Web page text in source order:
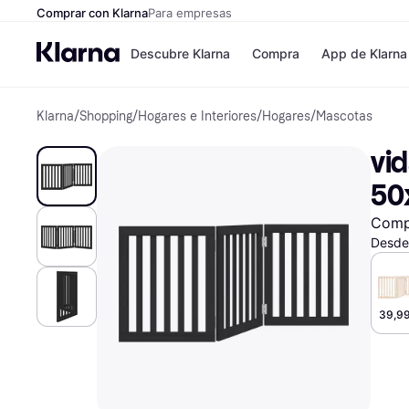
Comprar con KlarnaPara empresas
Descubre Klarna
Formas de pago
Paga ahora
Paga en 3 plazos
Paga en 30 días
Financiación
Klarna en Apple
Compra
Tiendas
Zalando
JD Sports
Directorio de
App de Klarna
Klarna/Shopping/Hogares e Interiores/Hogares/Mascotas